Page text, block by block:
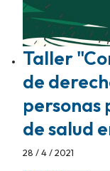
Taller
de
personas
de salud
28 / 4 / 2021